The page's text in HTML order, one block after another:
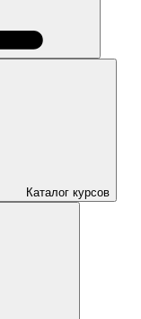
Каталог курсов